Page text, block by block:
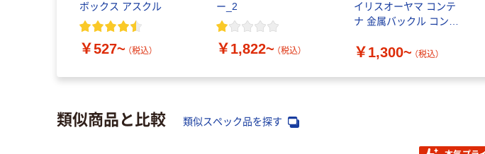
ボックス アスクル
￥527~ （税込）
ー_2
￥1,822~ （税込）
イリスオーヤマ コンテ
ナ 金属バックル コンテ
コールグレー】
￥1,300~ （税込）
類似商品と比較 類似スペック品を探す